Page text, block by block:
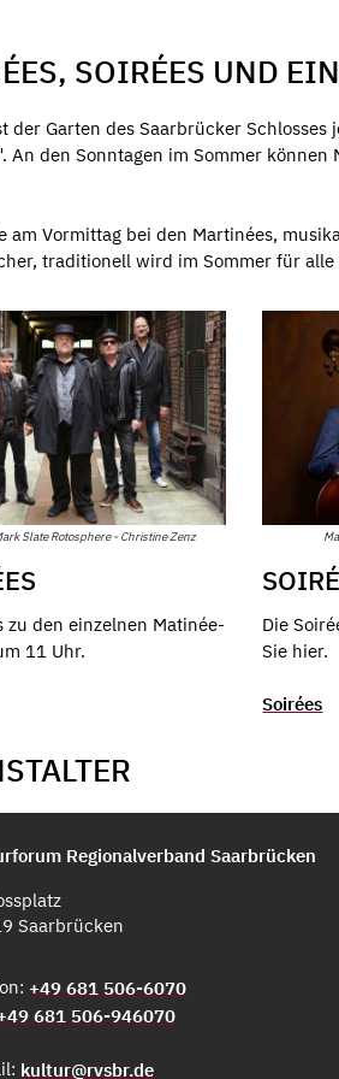
SOIRÉES UND
der Garten des Saarbrücker
An den Sonntagen im Sommer
am Vormittag bei den Martinées,
traditionell wird im Sommer für
Slate Rotosphere - Christine Zenz
zu den einzelnen Matinée-
11 Uhr.
Die
Sie hier.
Soirées
Regionalverband Saarbrücken
Saarbrücken
+49 681 506-6070
681 506-946070
kultur@rvsbr.de